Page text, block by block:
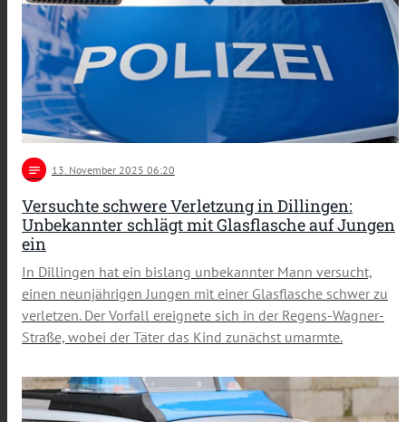
notes 13 . November 2025 06:20
Versuchte schwere Verletzung in Dillingen:
Unbekannter schlägt mit Glasflasche auf Jungen
ein
In Dillingen hat ein bislang unbekannter Mann versucht,
einen neunjährigen Jungen mit einer Glasflasche schwer zu
verletzen. Der Vorfall ereignete sich in der Regens-Wagner-
Straße, wobei der Täter das Kind zunächst umarmte.